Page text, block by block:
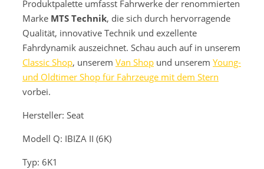
Produktpalette umfasst Fahrwerke der renommierten
Marke MTS Technik, die sich durch hervorragende
Qualität, innovative Technik und exzellente
Fahrdynamik auszeichnet. Schau auch auf in unserem
Classic Shop, unserem Van Shop und unserem Young-
und Oldtimer Shop für Fahrzeuge mit dem Stern
vorbei.
Hersteller: Seat
Modell Q: IBIZA II (6K)
Typ: 6K1